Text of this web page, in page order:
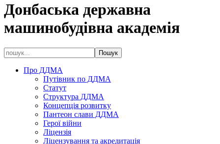
Донбаська державна
машинобудівна академія
Про ДДМА
Путівник по ДДМА
Статут
Структура ДДМА
Концепція розвитку
Пантеон слави ДДМА
Герої війни
Ліцензія
Ліцензування та акредитація